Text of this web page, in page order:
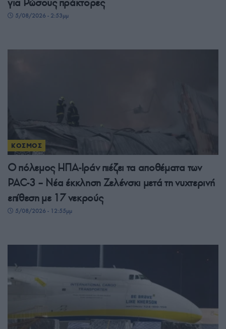
5/08/2026 - 2:53μμ
ΚΟΣΜΟΣ
Ο πόλεμος ΗΠΑ-Ιράν πιέζει τα αποθέματα των
PAC-3 – Νέα έκκληση Ζελένσκι μετά τη νυχτερινή
επίθεση με 17 νεκρούς
5/08/2026 - 12:55μμ